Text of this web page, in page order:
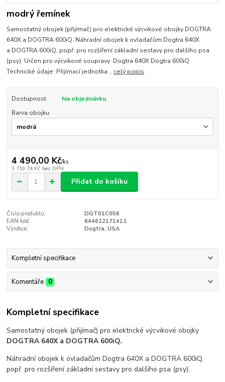
modrý řemínek
Samostatný obojek (přijímač) pro elektrické výcvikové obojky DOGTRA
640X a DOGTRA 600iQ. Náhradní obojek k ovladačům Dogtra 640X
a DOGTRA 600iQ, popř. pro rozšíření základní sestavy pro dalšího psa
(psy). Určen pro výcvikové soupravy: Dogtra 640X Dogtra 600iQ
Technické údaje: Přijímací jednotka... celý popis
Dostupnost
Na objednávku
Barva obojku
4 490,00 Kč/ks
3 710,74 Kč bez DPH
Přidat do košíku
Číslo produktu:
DGT01C056
EAN kód:
644622171412
Výrobce:
Dogtra, USA
Kompletní specifikace
Komentáře 0
Kompletní specifikace
Samostatný obojek (přijímač) pro elektrické výcvikové obojky
DOGTRA 640X a DOGTRA 600iQ.
Náhradní obojek k ovladačům Dogtra 640X a DOGTRA 600iQ,
popř. pro rozšíření základní sestavy pro dalšího psa (psy).